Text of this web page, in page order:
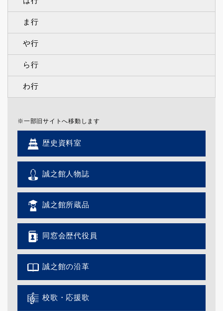
ま行
や行
ら行
わ行
※一部旧サイトへ移動します
歴史資料室
誠之館人物誌
誠之館所蔵品
同窓会歴代役員
誠之館の沿革
校歌・応援歌